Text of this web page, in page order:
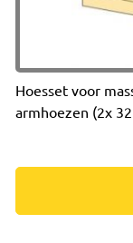
Hoesset voor
armhoezen (2x